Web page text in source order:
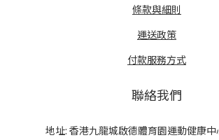
條款與細則
運送政策
付款服務方式
聯絡我們
地址: 香港九龍城啟德體育園運動健康